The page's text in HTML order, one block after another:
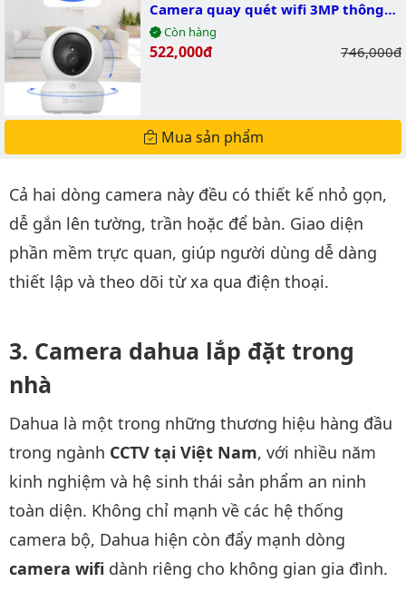
Camera quay quét wifi 3MP thông
minh
Còn hàng
Giá bán:
522,000đ Giá gốc:
746,000đ
Mua sản phẩm
Cả hai dòng camera này đều có thiết kế nhỏ gọn,
dễ gắn lên tường, trần hoặc để bàn. Giao diện
phần mềm trực quan, giúp người dùng dễ dàng
thiết lập và theo dõi từ xa qua điện thoại.
Camera dahua lắp đặt trong
nhà
Dahua là một trong những thương hiệu hàng đầu
trong ngành CCTV tại Việt Nam, với nhiều năm
kinh nghiệm và hệ sinh thái sản phẩm an ninh
toàn diện. Không chỉ mạnh về các hệ thống
camera bộ, Dahua hiện còn đẩy mạnh dòng
camera wifi dành riêng cho không gian gia đình.